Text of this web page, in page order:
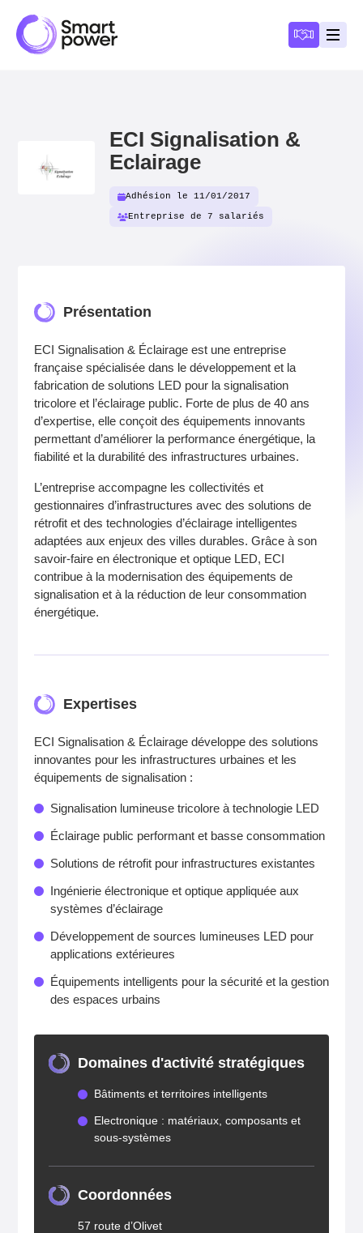
Devenir
ECI Signalisation &
Eclairage
Adhésion le 11/01/2017
Entreprise de 7 salariés
Présentation
ECI Signalisation & Éclairage est une entreprise
française spécialisée dans le développement et la
fabrication de solutions LED pour la signalisation
tricolore et l’éclairage public. Forte de plus de 40 ans
d’expertise, elle conçoit des équipements innovants
permettant d’améliorer la performance énergétique, la
fiabilité et la durabilité des infrastructures urbaines.
L’entreprise accompagne les collectivités et
gestionnaires d’infrastructures avec des solutions de
rétrofit et des technologies d’éclairage intelligentes
adaptées aux enjeux des villes durables. Grâce à son
savoir-faire en électronique et optique LED, ECI
contribue à la modernisation des équipements de
signalisation et à la réduction de leur consommation
énergétique.
Expertises
ECI Signalisation & Éclairage développe des solutions
innovantes pour les infrastructures urbaines et les
équipements de signalisation :
Signalisation lumineuse tricolore à technologie LED
Éclairage public performant et basse consommation
Solutions de rétrofit pour infrastructures existantes
Ingénierie électronique et optique appliquée aux
systèmes d’éclairage
Développement de sources lumineuses LED pour
applications extérieures
Équipements intelligents pour la sécurité et la gestion
des espaces urbains
Domaines d'activité stratégiques
Bâtiments et territoires intelligents
Electronique : matériaux, composants et
sous-systèmes
Coordonnées
57 route d’Olivet